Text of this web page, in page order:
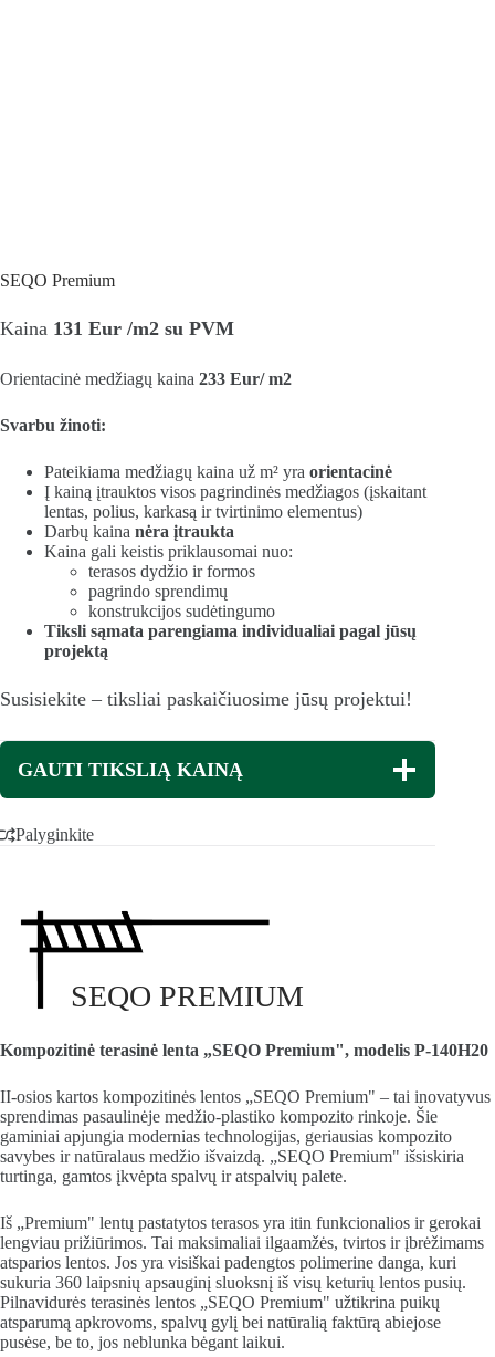
SEQO Premium
Kaina 131 Eur /m2 su PVM
Orientacinė medžiagų kaina 233 Eur/ m2
Svarbu žinoti:
Pateikiama medžiagų kaina už m² yra orientacinė
Į kainą įtrauktos visos pagrindinės medžiagos (įskaitant
lentas, polius, karkasą ir tvirtinimo elementus)
Darbų kaina nėra įtraukta
Kaina gali keistis priklausomai nuo:
terasos dydžio ir formos
pagrindo sprendimų
konstrukcijos sudėtingumo
Tiksli sąmata parengiama individualiai pagal jūsų
projektą
Susisiekite – tiksliai paskaičiuosime jūsų projektui!
GAUTI TIKSLIĄ KAINĄ
Palyginkite
SEQO PREMIUM
Kompozitinė terasinė lenta „SEQO Premium", modelis P-140H20
II-osios kartos kompozitinės lentos „SEQO Premium" – tai inovatyvus
sprendimas pasaulinėje medžio-plastiko kompozito rinkoje. Šie
gaminiai apjungia modernias technologijas, geriausias kompozito
savybes ir natūralaus medžio išvaizdą. „SEQO Premium" išsiskiria
turtinga, gamtos įkvėpta spalvų ir atspalvių palete.
Iš „Premium" lentų pastatytos terasos yra itin funkcionalios ir gerokai
lengviau prižiūrimos. Tai maksimaliai ilgaamžės, tvirtos ir įbrėžimams
atsparios lentos. Jos yra visiškai padengtos polimerine danga, kuri
sukuria 360 laipsnių apsauginį sluoksnį iš visų keturių lentos pusių.
Pilnavidurės terasinės lentos „SEQO Premium" užtikrina puikų
atsparumą apkrovoms, spalvų gylį bei natūralią faktūrą abiejose
pusėse, be to, jos neblunka bėgant laikui.